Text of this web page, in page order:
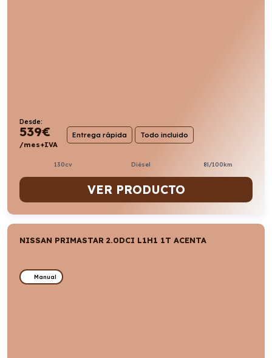
Desde:
539€
/mes+IVA
Entrega rápida Todo incluido
130cv Diésel 8l/100km
VER PRODUCTO
NISSAN PRIMASTAR 2.0DCI L1H1 1T ACENTA
Manual